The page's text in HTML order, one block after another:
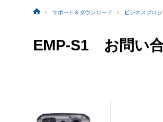
サポート＆ダウンロード ビジネスプロ
EMP-S1 お問い